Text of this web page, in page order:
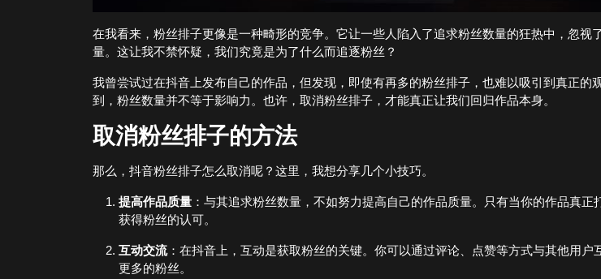
在我看来，粉丝排子更像是一种畸形的竞争。它让一些人陷入了追求粉丝数量的狂热中，忽视
量。这让我不禁怀疑，我们究竟是为了什么而追逐粉丝？
我曾尝试过在抖音上发布自己的作品，但发现，即使有再多的粉丝排子，也难以吸引到真正的
到，粉丝数量并不等于影响力。也许，取消粉丝排子，才能真正让我们回归作品本身。
取消粉丝排子的方法
那么，抖音粉丝排子怎么取消呢？这里，我想分享几个小技巧。
提高作品质量 ：与其追求粉丝数量，不如努力提高自己的作品质量。只有当你的作品真正
获得粉丝的认可。
互动交流：在抖音上，互动是获取粉丝的关键。你可以通过评论、点赞等方式与其他用户
更多的粉丝。